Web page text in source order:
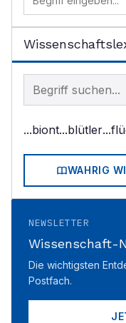
Begriff im Lexikon
...biont...blütler
WAHRIG
NEWSLETTER
Wissenschaft-
Die wichtigsten
Postfach.